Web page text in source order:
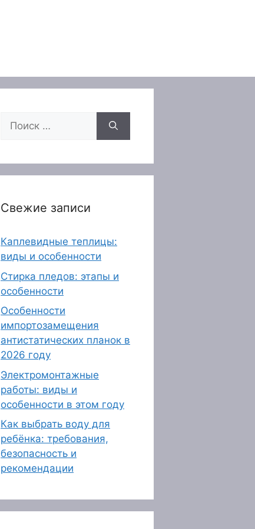
Поиск:
Свежие записи
Каплевидные теплицы:
виды и особенности
Стирка пледов: этапы и
особенности
Особенности
импортозамещения
антистатических планок в
2026 году
Электромонтажные
работы: виды и
особенности в этом году
Как выбрать воду для
ребёнка: требования,
безопасность и
рекомендации